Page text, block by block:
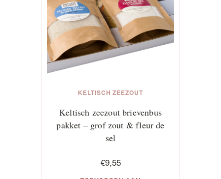
gekozen
worden
op
de
productpagina
KELTISCH ZEEZOUT
Keltisch zeezout brievenbus
pakket – grof zout & fleur de
sel
€9,55